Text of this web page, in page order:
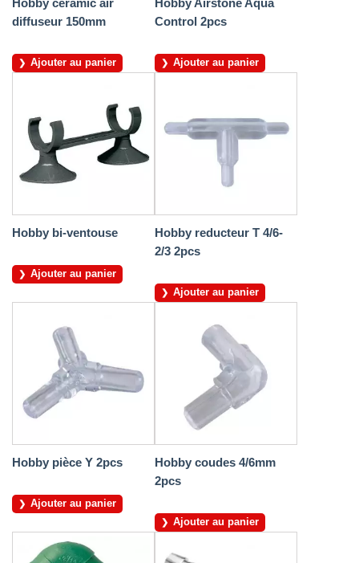
Hobby ceramic air
diffuseur 150mm
Ajouter au panier
Hobby Airstone Aqua
Control 2pcs
Ajouter au panier
Hobby bi-ventouse
Ajouter au panier
Hobby reducteur T 4/6-
2/3 2pcs
Ajouter au panier
Hobby pièce Y 2pcs
Ajouter au panier
Hobby coudes 4/6mm
2pcs
Ajouter au panier